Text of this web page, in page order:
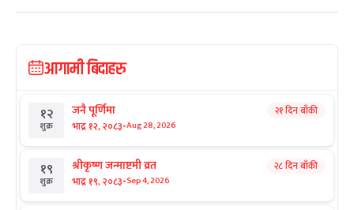
आगामी बिदाहरु
१२
शुक्र
जनै पूर्णिमा
भाद्र १२, २०८३-Aug 28, 2026
२१ दिन बाँकी
१९
शुक्र
श्रीकृष्ण जन्माष्टमी व्रत
भाद्र १९, २०८३-Sep 4, 2026
२८ दिन बाँकी